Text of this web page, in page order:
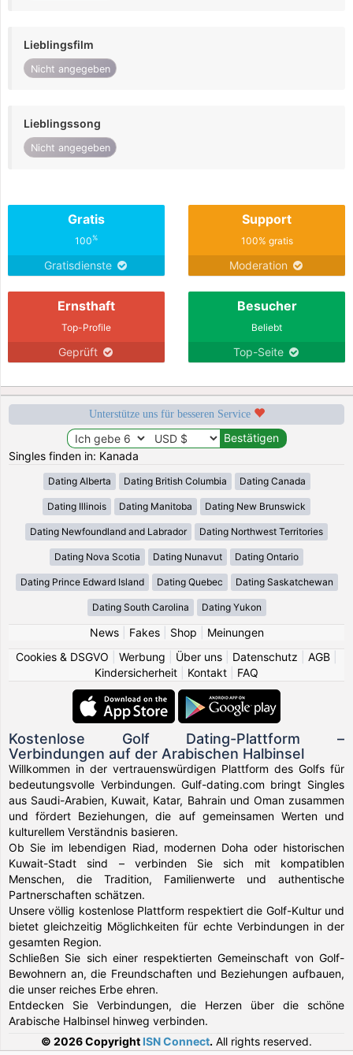
Lieblingsfilm
Nicht angegeben
Lieblingssong
Nicht angegeben
Gratis
100%
Gratisdienste
Support
100% gratis
Moderation
Ernsthaft
Top-Profile
Geprüft
Besucher
Beliebt
Top-Seite
Unterstütze uns für besseren Service
Singles finden in: Kanada
Dating Alberta Dating British Columbia Dating Canada
Dating Illinois Dating Manitoba Dating New Brunswick
Dating Newfoundland and Labrador Dating Northwest Territories
Dating Nova Scotia Dating Nunavut Dating Ontario
Dating Prince Edward Island Dating Quebec Dating Saskatchewan
Dating South Carolina Dating Yukon
News| Fakes| Shop
Meinungen
Cookies & DSGVO
Werbung Über uns Datenschutz AGB
Kindersicherheit
Kontakt FAQ
Kostenlose Golf Dating-Plattform –
Verbindungen auf der Arabischen Halbinsel
Willkommen in der vertrauenswürdigen Plattform des Golfs für
bedeutungsvolle Verbindungen. Gulf-dating.com bringt Singles
aus Saudi-Arabien, Kuwait, Katar, Bahrain und Oman zusammen
und fördert Beziehungen, die auf gemeinsamen Werten und
kulturellem Verständnis basieren.
Ob Sie im lebendigen Riad, modernen Doha oder historischen
Kuwait-Stadt sind – verbinden Sie sich mit kompatiblen
Menschen, die Tradition, Familienwerte und authentische
Partnerschaften schätzen.
Unsere völlig kostenlose Plattform respektiert die Golf-Kultur und
bietet gleichzeitig Möglichkeiten für echte Verbindungen in der
gesamten Region.
Schließen Sie sich einer respektierten Gemeinschaft von Golf-
Bewohnern an, die Freundschaften und Beziehungen aufbauen,
die unser reiches Erbe ehren.
Entdecken Sie Verbindungen, die Herzen über die schöne
Arabische Halbinsel hinweg verbinden.
© 2026 Copyright ISN Connect. All rights reserved.